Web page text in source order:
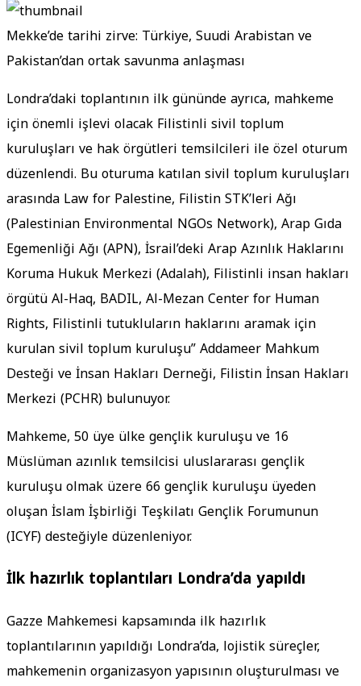
Mekke’de tarihi zirve: Türkiye, Suudi Arabistan ve
Pakistan’dan ortak savunma anlaşması
Londra’daki toplantının ilk gününde ayrıca, mahkeme
için önemli işlevi olacak Filistinli sivil toplum
kuruluşları ve hak örgütleri temsilcileri ile özel oturum
düzenlendi. Bu oturuma katılan sivil toplum kuruluşları
arasında Law for Palestine, Filistin STK’leri Ağı
(Palestinian Environmental NGOs Network), Arap Gıda
Egemenliği Ağı (APN), İsrail’deki Arap Azınlık Haklarını
Koruma Hukuk Merkezi (Adalah), Filistinli insan hakları
örgütü Al-Haq, BADIL, Al-Mezan Center for Human
Rights, Filistinli tutukluların haklarını aramak için
kurulan sivil toplum kuruluşu” Addameer Mahkum
Desteği ve İnsan Hakları Derneği, Filistin İnsan Hakları
Merkezi (PCHR) bulunuyor.
Mahkeme, 50 üye ülke gençlik kuruluşu ve 16
Müslüman azınlık temsilcisi uluslararası gençlik
kuruluşu olmak üzere 66 gençlik kuruluşu üyeden
oluşan İslam İşbirliği Teşkilatı Gençlik Forumunun
(ICYF) desteğiyle düzenleniyor.
İlk hazırlık toplantıları Londra’da yapıldı
Gazze Mahkemesi kapsamında ilk hazırlık
toplantılarının yapıldığı Londra’da, lojistik süreçler,
mahkemenin organizasyon yapısının oluşturulması ve